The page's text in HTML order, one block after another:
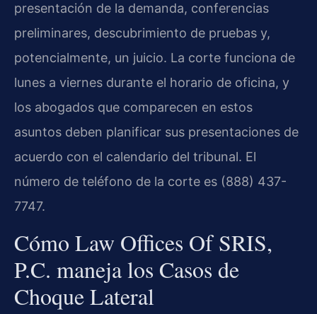
presentación de la demanda, conferencias
preliminares, descubrimiento de pruebas y,
potencialmente, un juicio. La corte funciona de
lunes a viernes durante el horario de oficina, y
los abogados que comparecen en estos
asuntos deben planificar sus presentaciones de
acuerdo con el calendario del tribunal. El
número de teléfono de la corte es (888) 437-
7747.
Cómo Law Offices Of SRIS,
P.C. maneja los Casos de
Choque Lateral